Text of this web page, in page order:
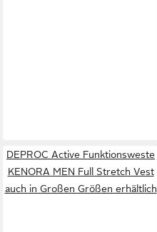
DEPROC Active Funktionsweste
KENORA MEN Full Stretch Vest
auch in Großen Größen erhältlich